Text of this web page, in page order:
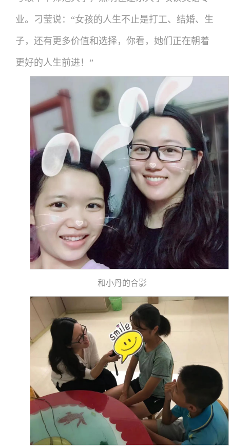
业。刁莹说：“女孩的人生不止是打工、结婚、生
子，还有更多价值和选择，你看，她们正在朝着
更好的人生前进！”
和小丹的合影